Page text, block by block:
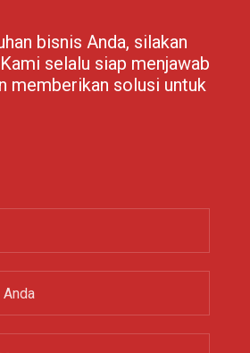
bisnis Anda, silakan
selalu siap menjawab
memberikan solusi untuk